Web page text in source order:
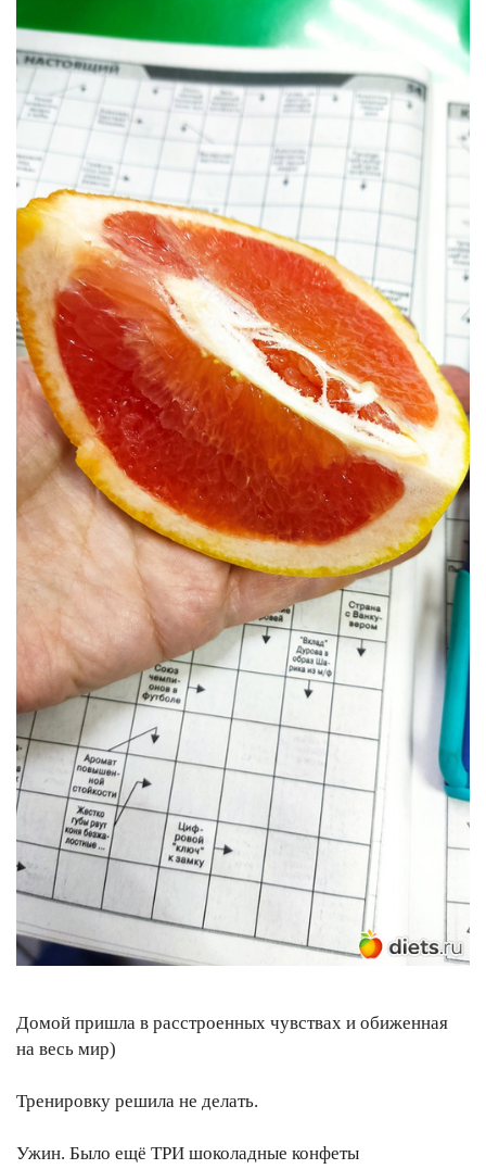
Домой пришла в расстроенных чувствах и обиженная
на весь мир)
Тренировку решила не делать.
Ужин. Было ещё ТРИ шоколадные конфеты